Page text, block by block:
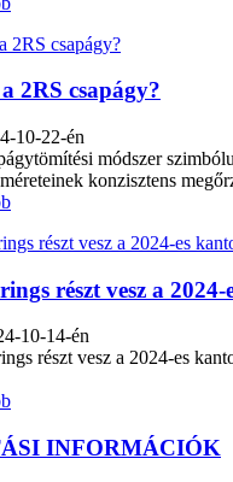
2RS csapágy?
10-22-én
módszer
konzisztens
részt vesz a
10-14-én
részt vesz a 2024-es
INFORMÁCIÓK